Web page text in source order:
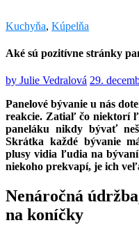
Kuchyňa, Kúpelňa
Aké sú pozitívne stránky
by Julie Vedralová 29.
Panelové bývanie u nás
reakcie. Zatiaľ čo niektorí
paneláku nikdy bývať
Skrátka každé bývanie
plusy vidia ľudia na
niekoho prekvapí, je ich
Nenáročná
na koníčky